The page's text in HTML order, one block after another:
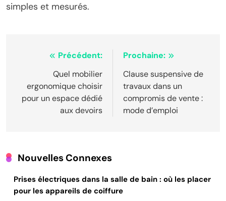
simples et mesurés.
Navigation
l’article
Précédent:
Quel mobilier
ergonomique choisir
pour un espace dédié
aux devoirs
Prochaine:
Clause suspensive de
travaux dans un
compromis de vente :
mode d’emploi
Nouvelles Connexes
Prises électriques dans la salle de bain : où les placer
pour les appareils de coiffure